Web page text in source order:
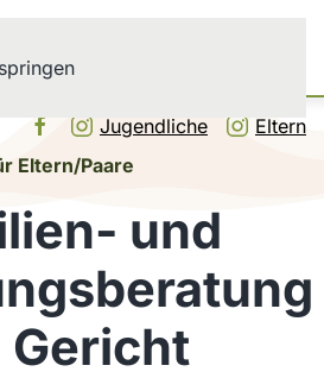
Jugendliche
Eltern
Eltern/Paare
und
Gericht